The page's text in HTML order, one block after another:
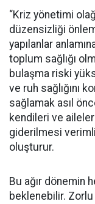
“Kriz yönetimi
düzensizliği
yapılanlar
toplum sağlığı
bulaşma riski
ve ruh sağlığını
sağlamak asıl
kendileri ve
giderilmesi
oluşturur.
Bu ağır dönemin
beklenebilir.